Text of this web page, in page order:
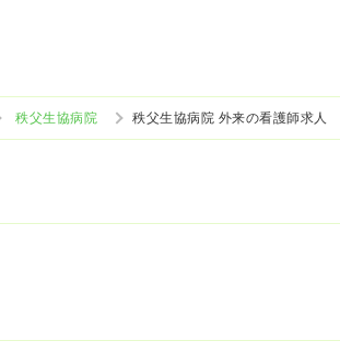
秩父生協病院 秩父生協病院 外来の看護師求人